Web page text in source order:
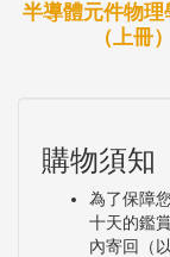
半導體元件物理
（上冊）
購物須知
為了保障
十天的鑑
內寄回（